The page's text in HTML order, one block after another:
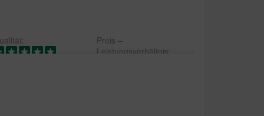
Preis –
Leistungsverhältnis:
Wil je je hond de ruimte geven
houden. Dan is dit de hondenriem die je